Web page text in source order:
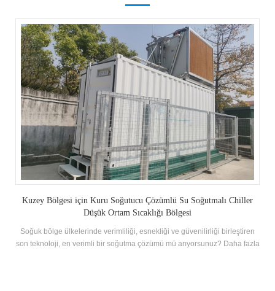
Endüstriyel ve Ticari Hava Soğutmalı Yoğuşmalı
Hava Soğutmalı Yoğuşma Ünitesi H.Stars Gıda işleme, soğutma ve
düşük sıcaklık için endüstriyel ve ticari soğutma sistemlerine yaygın
olarak uygulanabilir bayrak ürünleri Gereksinimler